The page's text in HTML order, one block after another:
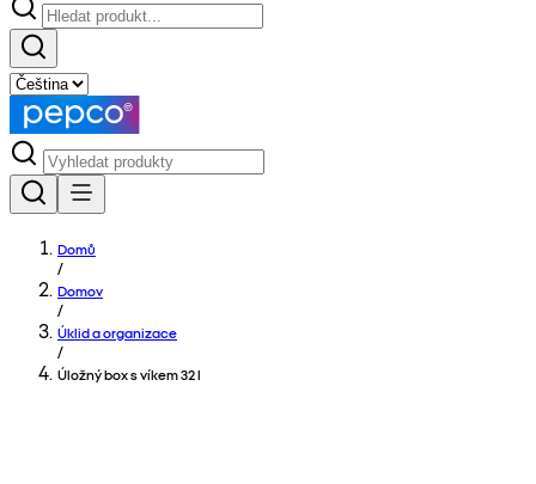
Domů
/
Domov
/
Úklid a organizace
/
Úložný box s víkem 32 l